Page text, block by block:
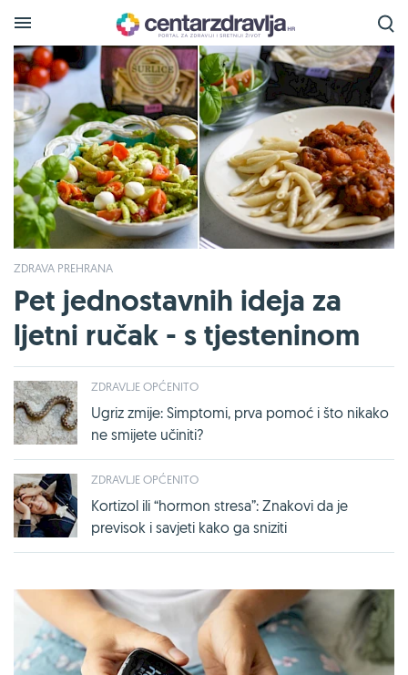
ZDRAVA PREHRANA
Pet jednostavnih ideja za
ljetni ručak - s tjesteninom
ZDRAVLJE OPĆENITO
Ugriz zmije: Simptomi, prva pomoć i što nikako
ne smijete učiniti?
ZDRAVLJE OPĆENITO
Kortizol ili “hormon stresa”: Znakovi da je
previsok i savjeti kako ga sniziti